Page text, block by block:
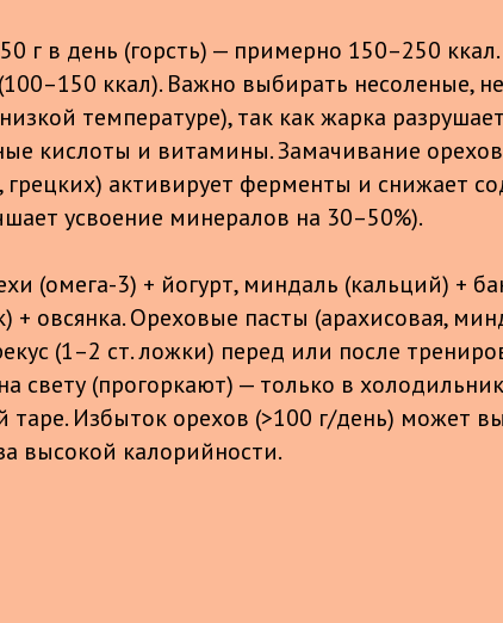
г в день (горсть) — примерно 150–250
ккал). Важно выбирать несоленые,
температуре), так как жарка разрушает
кислоты и витамины. Замачивание
грецких) активирует ферменты и снижает
усвоение минералов на 30–50%).
(омега-3) + йогурт, миндаль (кальций) +
+ овсянка. Ореховые пасты (арахисовая,
(1–2 ст. ложки) перед или после
свету (прогоркают) — только в
таре. Избыток орехов (>100 г/день) может
высокой калорийности.